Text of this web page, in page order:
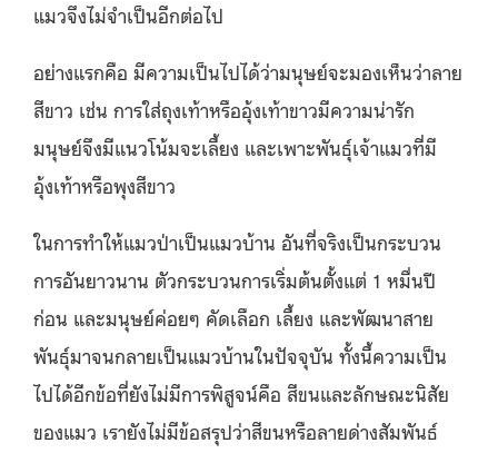
แมวจึงไม่จำเป็นอีกต่อไป
อย่างแรกคือ มีความเป็นไปได้ว่ามนุษย์จะมองเห็นว่าลาย
สีขาว เช่น การใส่ถุงเท้าหรืออุ้งเท้าขาวมีความน่ารัก
มนุษย์จึงมีแนวโน้มจะเลี้ยง และเพาะพันธุ์เจ้าแมวที่มี
อุ้งเท้าหรือพุงสีขาว
ในการทำให้แมวป่าเป็นแมวบ้าน อันที่จริงเป็นกระบวน
การอันยาวนาน ตัวกระบวนการเริ่มต้นตั้งแต่ 1 หมื่นปี
ก่อน และมนุษย์ค่อยๆ คัดเลือก เลี้ยง และพัฒนาสาย
พันธุ์มาจนกลายเป็นแมวบ้านในปัจจุบัน ทั้งนี้ความเป็น
ไปได้อีกข้อที่ยังไม่มีการพิสูจน์คือ สีขนและลักษณะนิสัย
ของแมว เรายังไม่มีข้อสรุปว่าสีขนหรือลายด่างสัมพันธ์